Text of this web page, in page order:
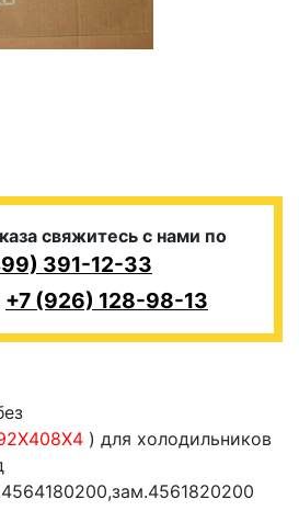
свяжитесь с нами по
391-12-33
+7 (926) 128-98-13
) для холодильников